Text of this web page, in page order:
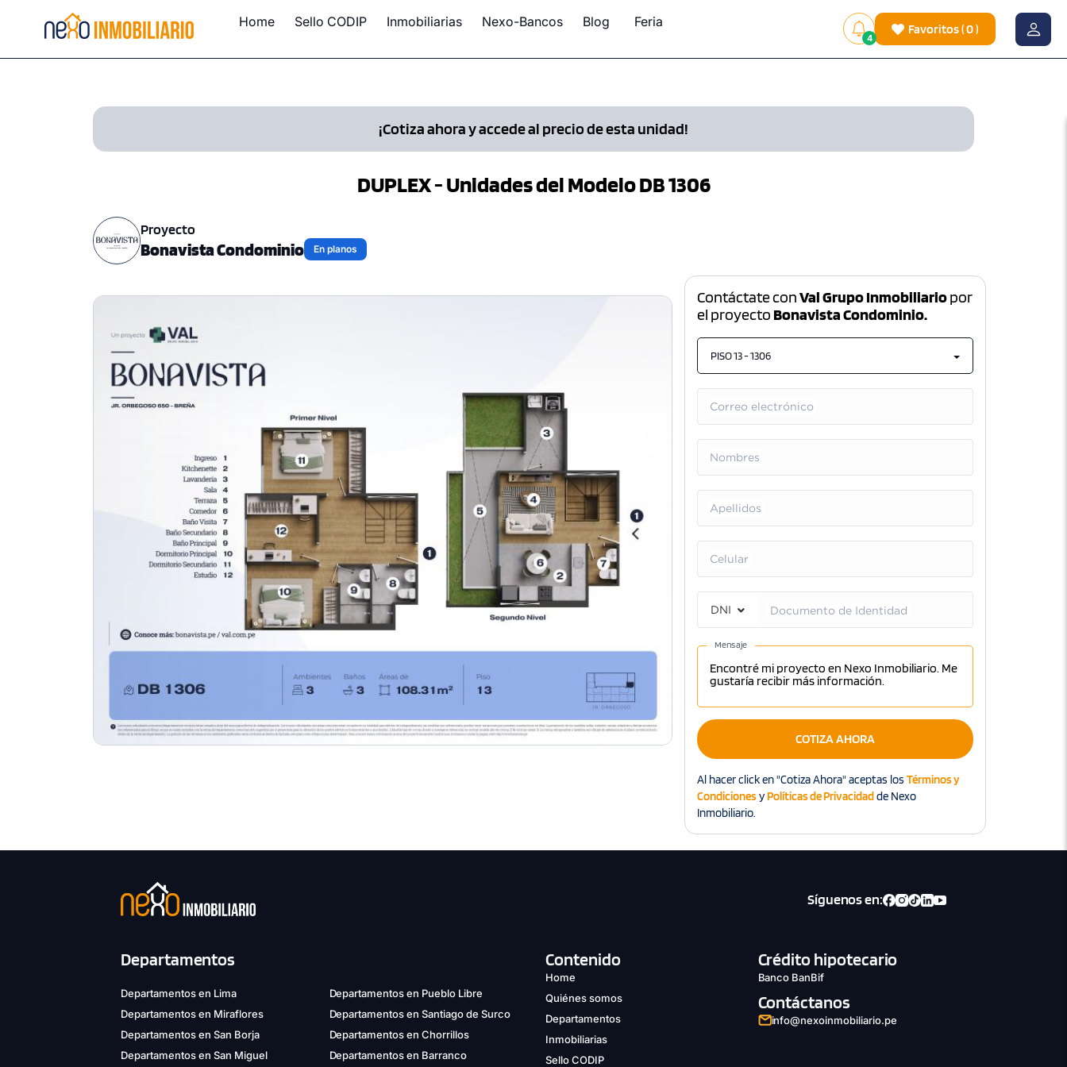
Home Sello CODIP Inmobiliarias Nexo-Bancos Blog Feria
4
Favoritos(0)
¡Cotiza ahora y accede al precio de esta unidad!
DUPLEX - Unidades del Modelo DB 1306
Proyecto
Bonavista Condominio En planos
Contáctate conVal Grupo Inmobiliariopor
el proyecto Bonavista Condominio.
PISO 13 - 1306
Correo electrónico
Nombres
Apellidos
Celular
DNI Documento de Identidad
Mensaje
COTIZA AHORA
Al hacer click en "Cotiza Ahora" aceptas los Términos y
CondicionesyPolíticas de Privacidadde Nexo
Inmobiliario.
Síguenos en:
Departamentos
Departamentos en Lima
Departamentos en Miraflores
Departamentos en San Borja
Departamentos en San Miguel
Departamentos en Pueblo Libre
Departamentos en Santiago de Surco
Departamentos en Chorrillos
Departamentos en Barranco
Contenido
Home
Quiénes somos
Departamentos
Inmobiliarias
Sello CODIP
Crédito hipotecario
Banco BanBif
Contáctanos
info@nexoinmobiliario.pe